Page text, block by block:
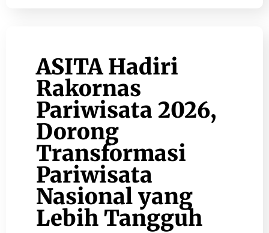
ASITA Hadiri
Rakornas
Pariwisata 2026,
Dorong
Transformasi
Pariwisata
Nasional yang
Lebih Tangguh